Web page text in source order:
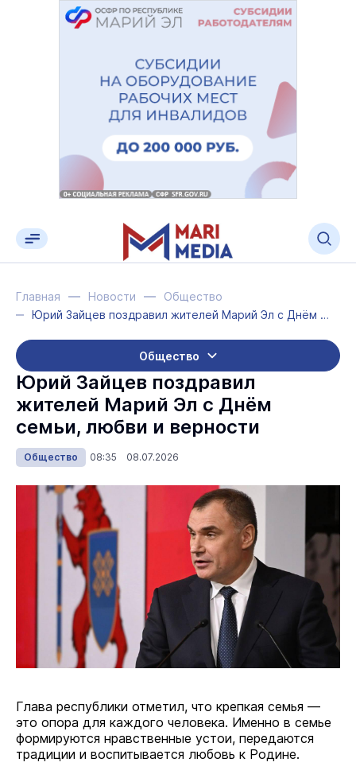
Главная Новости
Общество
Юрий Зайцев поздравил жителей Марий Эл с Днём семьи, любви и верности
Общество
Юрий Зайцев поздравил
жителей Марий Эл с Днём
семьи, любви и верности
Общество 08:35 08.07.2026
Глава республики отметил, что крепкая семья —
это опора для каждого человека. Именно в семье
формируются нравственные устои, передаются
традиции и воспитывается любовь к Родине.